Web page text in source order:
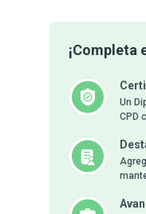
¡Completa
Un
CPD